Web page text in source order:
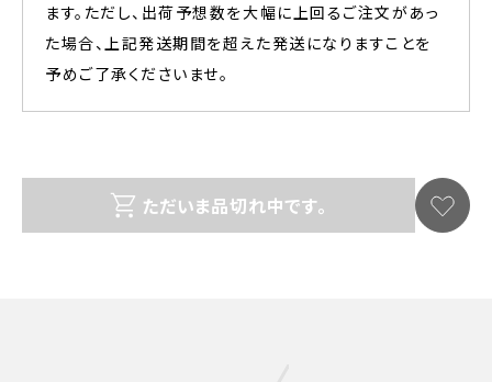
ます。ただし、出荷予想数を大幅に上回るご注文があっ
た場合、上記発送期間を超えた発送になりますことを
予めご了承くださいませ。
ただいま品切れ中です。